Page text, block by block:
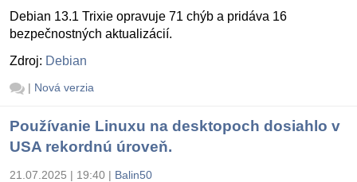
Debian 13.1 Trixie opravuje 71 chýb a pridáva 16
bezpečnostných aktualizácií.
Zdroj: Debian
| Nová verzia
Používanie Linuxu na desktopoch dosiahlo v
USA rekordnú úroveň.
21.07.2025 | 19:40 | Balin50